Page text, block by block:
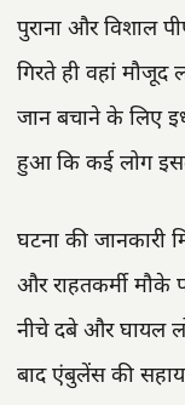
पुराना और विशाल
गिरते ही वहां
जान बचाने के लिए
हुआ कि कई लोग
घटना की जानकारी
और राहतकर्मी मौके
नीचे दबे और घायल
बाद एंबुलेंस की